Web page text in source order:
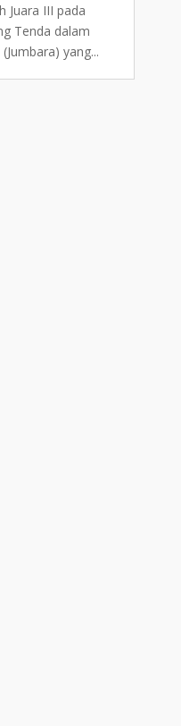
Juara III pada
Tenda dalam
yang...